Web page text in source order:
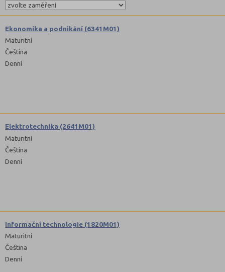
Ekonomika a podnikání (6341M01)
Maturitní
Čeština
Denní
Elektrotechnika (2641M01)
Maturitní
Čeština
Denní
Informační technologie (1820M01)
Maturitní
Čeština
Denní